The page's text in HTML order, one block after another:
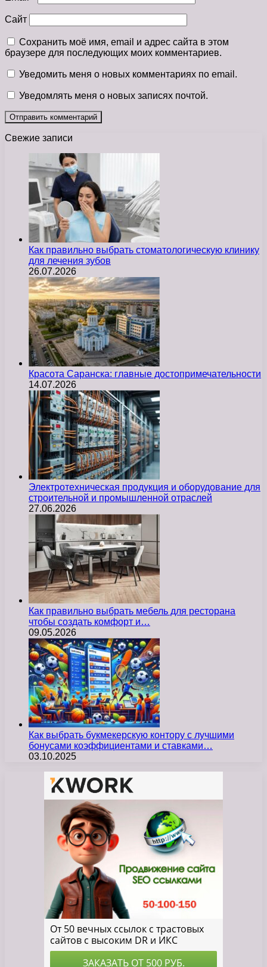
Сайт
Сохранить моё имя, email и адрес сайта в этом
браузере для последующих моих комментариев.
Уведомить меня о новых комментариях по email.
Уведомлять меня о новых записях почтой.
Свежие записи
Как правильно выбрать стоматологическую клинику
для лечения зубов
26.07.2026
Красота Саранска: главные достопримечательности
14.07.2026
Электротехническая продукция и оборудование для
строительной и промышленной отраслей
27.06.2026
Как правильно выбрать мебель для ресторана
чтобы создать комфорт и…
09.05.2026
Как выбрать букмекерскую контору с лучшими
бонусами коэффициентами и ставками…
03.10.2025